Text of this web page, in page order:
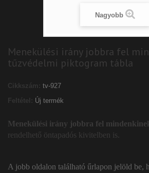
Nagyobb
Menekülési irány jobbra fel
tűzvédelmi piktogram tábla
Cikkszám: tv-927
Feltétel: Új termék
Menekülési irány jobbra fel
rendelhető öntapadós kivitelben is.
A jobb oldalon található űrlapon jelöld be,